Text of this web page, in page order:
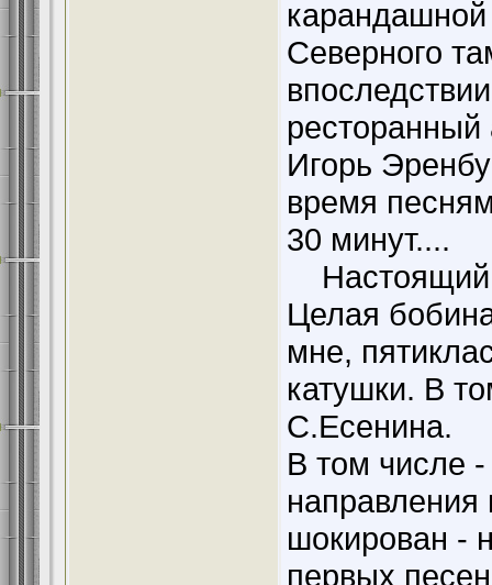
Северного
Игорь
время
30 минут....
Настоящий
Целая
мне,
катушки. В
С.Есенина.
В том числе
направления
шокирован -
первых